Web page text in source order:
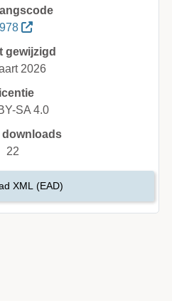
gewijzigd
2026
SA 4.0
downloads
22
XML (EAD)